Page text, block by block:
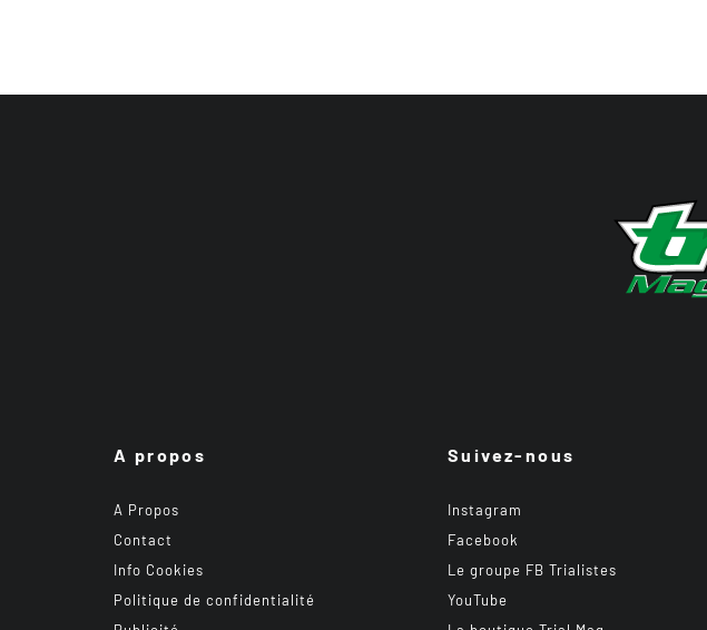
A propos
A Propos
Contact
Info Cookies
Politique de confidentialité
Suivez-nous
Instagram
Facebook
Le groupe FB Trialistes
YouTube